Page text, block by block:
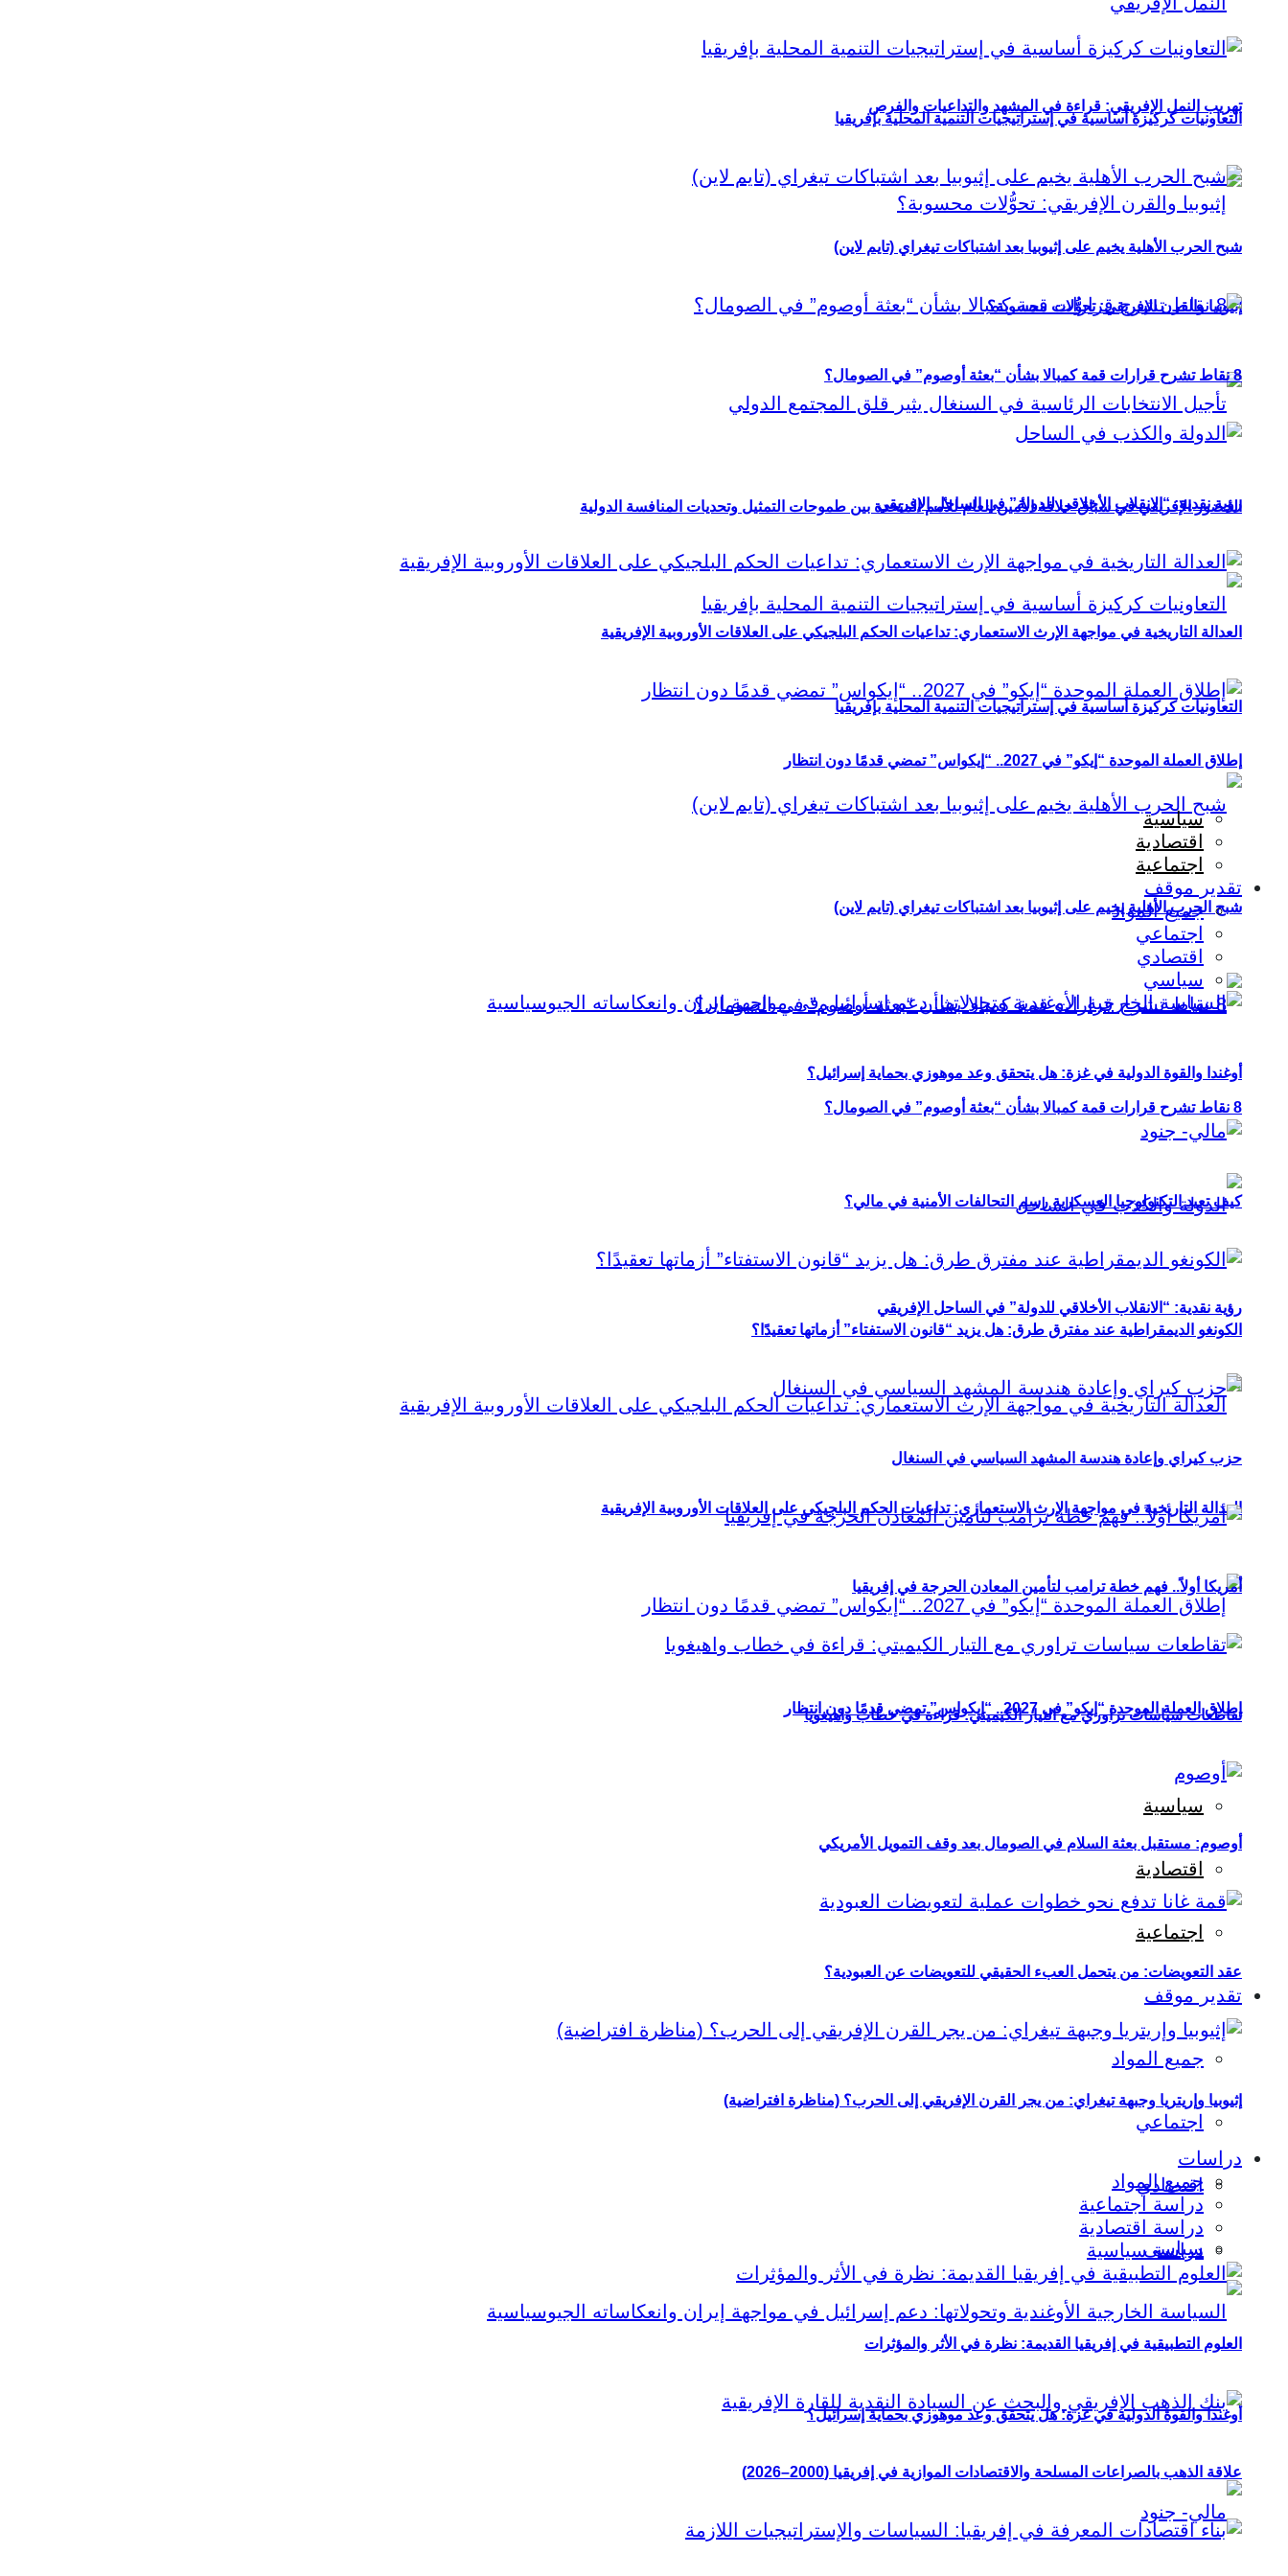
تهريب النمل الإفريقي: قراءة في المشهد والتداعيات والفرص
إثيوبيا والقرن الإفريقي: تحوُّلات محسوبة؟
الحضور الإفريقي في سباق خلافة الأمين العام للأمم المتحدة بين طموحات التمثيل وتحديات المنافسة الدولية
التعاونيات كركيزة أساسية في إستراتيجيات التنمية المحلية بإفريقيا
شبح الحرب الأهلية يخيم على إثيوبيا بعد اشتباكات تيغراي (تايم لاين)
8 نقاط تشرح قرارات قمة كمبالا بشأن “بعثة أوصوم” في الصومال؟
رؤية نقدية: “الانقلاب الأخلاقي للدولة” في الساحل الإفريقي
العدالة التاريخية في مواجهة الإرث الاستعماري: تداعيات الحكم البلجيكي على العلاقات الأوروبية الإفريقية
إطلاق العملة الموحدة “إيكو” في 2027.. “إيكواس” تمضي قدمًا دون انتظار
سياسية
اقتصادية
اجتماعية
تقدير موقف
جميع المواد
اجتماعي
اقتصادي
سياسي
أوغندا والقوة الدولية في غزة: هل يتحقق وعد موهوزي بحماية إسرائيل؟
التعاونيات كركيزة أساسية في إستراتيجيات التنمية المحلية بإفريقيا
شبح الحرب الأهلية يخيم على إثيوبيا بعد اشتباكات تيغراي (تايم لاين)
8 نقاط تشرح قرارات قمة كمبالا بشأن “بعثة أوصوم” في الصومال؟
رؤية نقدية: “الانقلاب الأخلاقي للدولة” في الساحل الإفريقي
العدالة التاريخية في مواجهة الإرث الاستعماري: تداعيات الحكم البلجيكي على العلاقات الأوروبية الإفريقية
إطلاق العملة الموحدة “إيكو” في 2027.. “إيكواس” تمضي قدمًا دون انتظار
سياسية
اقتصادية
اجتماعية
تقدير موقف
جميع المواد
اجتماعي
اقتصادي
سياسي
أوغندا والقوة الدولية في غزة: هل يتحقق وعد موهوزي بحماية إسرائيل؟
كيف تعيد التكنولوجيا العسكرية رسم التحالفات الأمنية في مالي؟
الكونغو الديمقراطية عند مفترق طرق: هل يزيد “قانون الاستفتاء” أزماتها تعقيدًا؟
حزب كيراي وإعادة هندسة المشهد السياسي في السنغال
أمريكا أولاً.. فهم خطة ترامب لتأمين المعادن الحرجة في إفريقيا
تقاطعات سياسات تراوري مع التيار الكيميتي: قراءة في خطاب واهيغويا
أوصوم: مستقبل بعثة السلام في الصومال بعد وقف التمويل الأمريكي
عقد التعويضات: من يتحمل العبء الحقيقي للتعويضات عن العبودية؟
إثيوبيا وإريتريا وجبهة تيغراي: من يجر القرن الإفريقي إلى الحرب؟ (مناظرة افتراضية)
دراسات
جميع المواد
دراسة اجتماعية
دراسة اقتصادية
دراسة سياسية
العلوم التطبيقية في إفريقيا القديمة: نظرة في الأثر والمؤثرات
علاقة الذهب بالصراعات المسلحة والاقتصادات الموازية في إفريقيا (2000–2026)